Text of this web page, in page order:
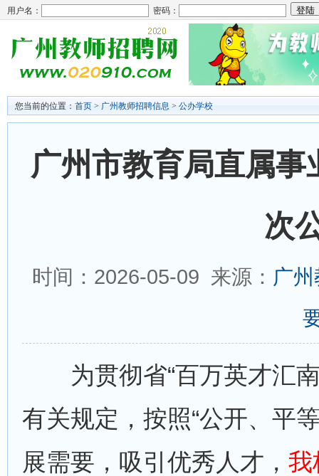
用户名： 密码：
您当前的位置： 首页 > 广州教师招聘信息 > 公办学校
广州市教育局直属
次
时间：2026-05-09 来源： 广
为贯彻省“百万英才汇南
有关规定，按照“公开、平
展需要，吸引优秀人才， 我